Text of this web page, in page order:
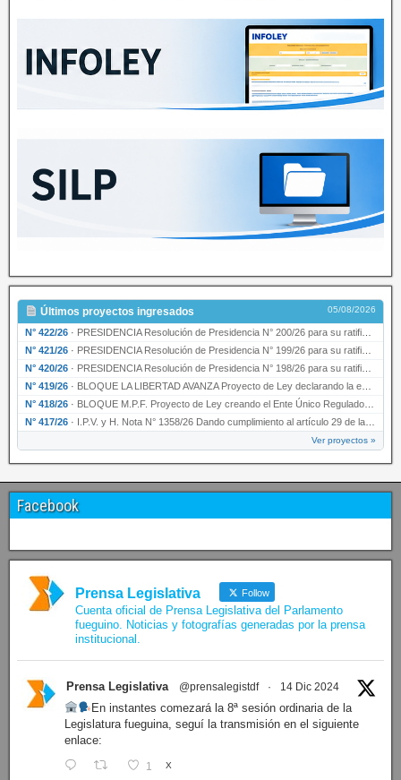
Últimos proyectos ingresados 05/08/2026
N° 422/26 · PRESIDENCIA Resolución de Presidencia N° 200/26 para su ratificación.
N° 421/26 · PRESIDENCIA Resolución de Presidencia N° 199/26 para su ratificación.
N° 420/26 · PRESIDENCIA Resolución de Presidencia N° 198/26 para su ratificación.
N° 419/26 · BLOQUE LA LIBERTAD AVANZA Proyecto de Ley declarando la esencialidad del servicio educativ…
N° 418/26 · BLOQUE M.P.F. Proyecto de Ley creando el Ente Único Regulador de servicios públicos de la …
N° 417/26 · I.P.V. y H. Nota N° 1358/26 Dando cumplimiento al artículo 29 de la Ley provincial N° 1399…
Ver proyectos »
Facebook
Prensa Legislativa Follow
Cuenta oficial de Prensa Legislativa del Parlamento
fueguino. Noticias y fotografías generadas por la prensa
institucional.
Prensa Legislativa @prensalegistdf · 14 Dic 2024
En instantes comezará la 8ª sesión ordinaria de la
Legislatura fueguina, seguí la transmisión en el siguiente
enlace:
1 X